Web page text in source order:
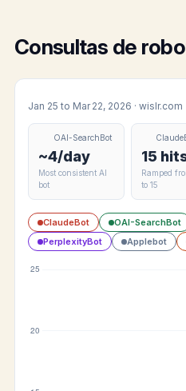
Consultas de
Jan 25 to Mar 22, 2026 · wislr.com
OAI-SearchBot
~4/day
Most consistent AI
bot
15
Ramped
to 15
ClaudeBot OAI-SearchBot
PerplexityBot
Applebot